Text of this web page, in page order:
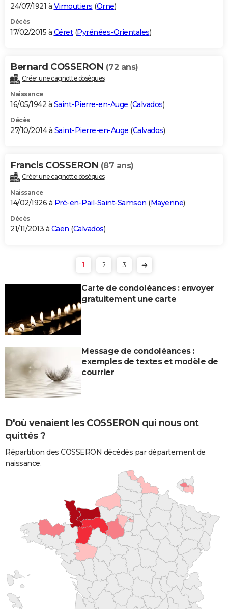
24/07/1921 à Vimoutiers (Orne)
Décès
17/02/2015 à Céret(Pyrénées-Orientales)
Bernard COSSERON (72 ans)
Créer une cagnotte obsèques
Naissance
16/05/1942 à Saint-Pierre-en-Auge (Calvados)
Décès
27/10/2014 à Saint-Pierre-en-Auge (Calvados)
Francis COSSERON (87 ans)
Créer une cagnotte obsèques
Naissance
14/02/1926 à Pré-en-Pail-Saint-Samson (Mayenne)
Décès
21/11/2013 à Caen (Calvados)
1 2 3
Carte de condoléances : envoyer
gratuitement une carte
Message de condoléances :
exemples de textes et modèle de
courrier
D'où venaient les COSSERON qui nous ont
quittés ?
Répartition des COSSERON décédés par département de
naissance.